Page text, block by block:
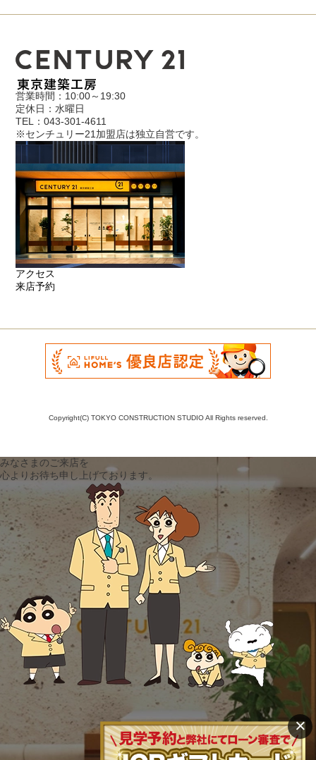
営業時間：10:00～19:30
定休日：水曜日
TEL：043-301-4611
※センチュリー21加盟店は独立自営です。
アクセス
来店予約
Copyright(C) TOKYO CONSTRUCTION STUDIO All Rights reserved.
みなさまのご来店を
心よりお待ち申し上げております。
×